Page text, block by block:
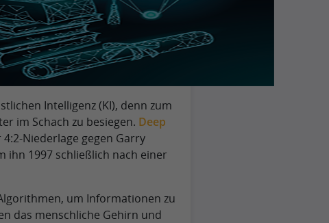
Intelligenz (KI), denn zum
im Schach zu besiegen. Deep
Niederlage gegen Garry
ihn 1997 schließlich nach einer
um Informationen zu
das menschliche Gehirn und